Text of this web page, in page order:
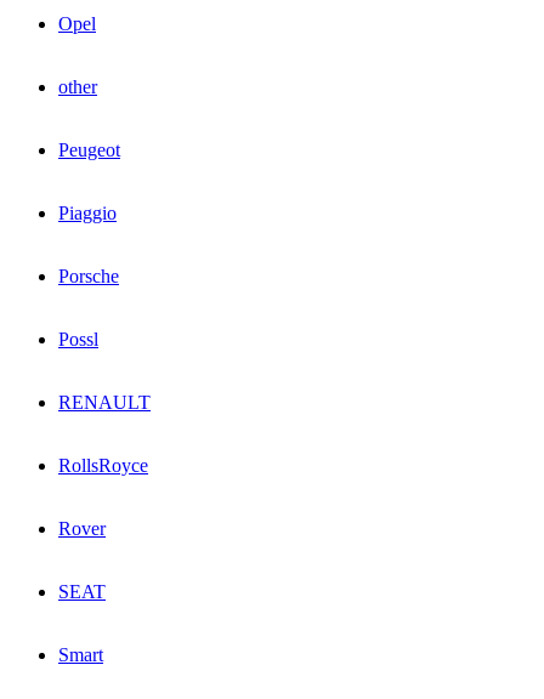
Opel
other
Peugeot
Piaggio
Porsche
Possl
RENAULT
RollsRoyce
Rover
SEAT
Smart